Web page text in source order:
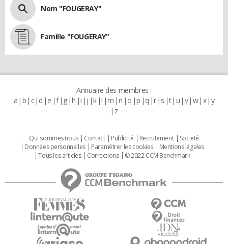
Nom "FOUGERAY"
Famille "FOUGERAY"
Annuaire des membres :
a b c d e f g h i j k l m n o p q r s t u v w x y
z
Qui sommes nous Contact Publicité Recrutement
Societé
Données personnelles
Paramétrer les cookies
Mentions légales
Tous les articles
Corrections © 2022 CCM Benchmark